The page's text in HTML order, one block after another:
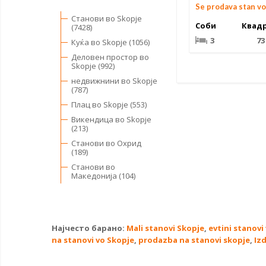
Станови во Skopje
(7428)
Куќа во Skopje (1056)
Деловен простор во
Skopje (992)
недвижнини во Skopje
(787)
Плац во Skopje (553)
Викендица во Skopje
(213)
Станови во Охрид
(189)
Станови во
Македонија (104)
Se prodava stan
Соби
3
Најчесто барано: Mali stanovi Skopje, evtini stanovi
na stanovi vo Skopje, prodazba na stanovi skopje,